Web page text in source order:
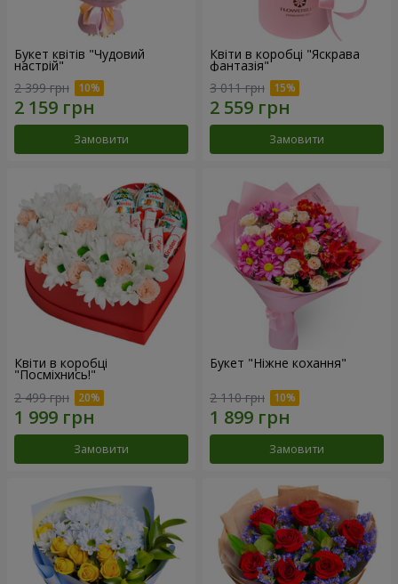
Букет квітів "Чудовий
настрій"
2 399 грн
Замовити
Квіти в коробці "Яскрава
фантазія"
3 011 грн
Замовити
Квіти в коробці
"Посміхнись!"
2 499 грн
Замовити
Букет "Ніжне кохання"
2 110 грн
Замовити